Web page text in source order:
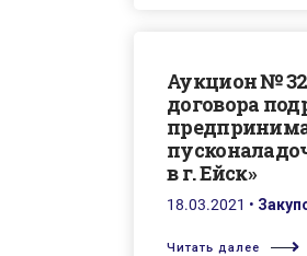
Аукцион №
договора
в г. Ейск»
18.03.2021 •
Читать далее